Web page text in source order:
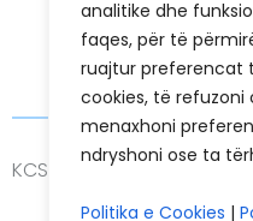
analitike dhe
faqes, për të
ruajtur preferencat
cookies, të refuzoni
menaxhoni
ndryshoni ose ta
Politika e Cookies |
KCSF © 2026Politikat e